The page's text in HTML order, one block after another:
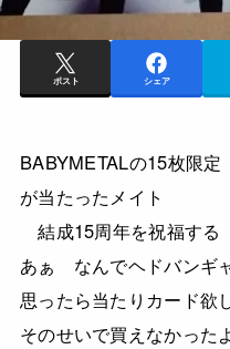
ポスト シェア
BABYMETALの15枚限定
が当たったメイト
結成15周年を祝福する
あぁ なんでヘドバンギ
思ったら当たりカード欲
そのせいで買えなかった